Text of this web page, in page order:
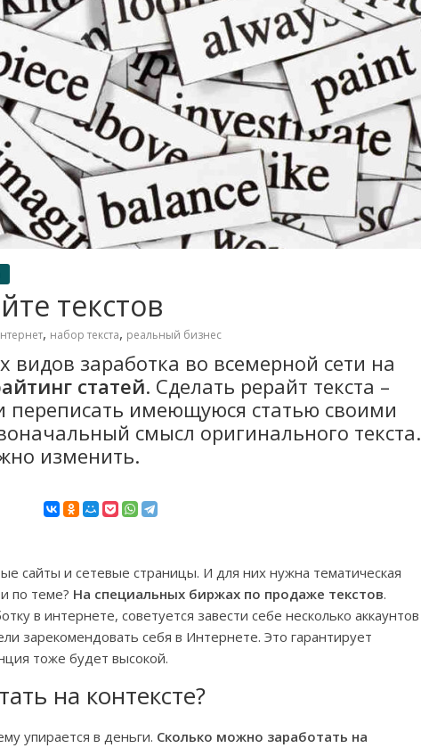
текстов
, набор текста, реальный бизнес
заработка во всемерной сети на
статей. Сделать рерайт текста –
переписать имеющуюся статью своими
смысл оригинального текста.
изменить.
сайты и сетевые страницы. И для них нужна тематическая
по теме? На специальных биржах по продаже текстов.
в интернете, советуется завести себе несколько аккаунтов
зарекомендовать себя в Интернете. Это гарантирует
тоже будет высокой.
на контексте?
упирается в деньги. Сколько можно заработать на